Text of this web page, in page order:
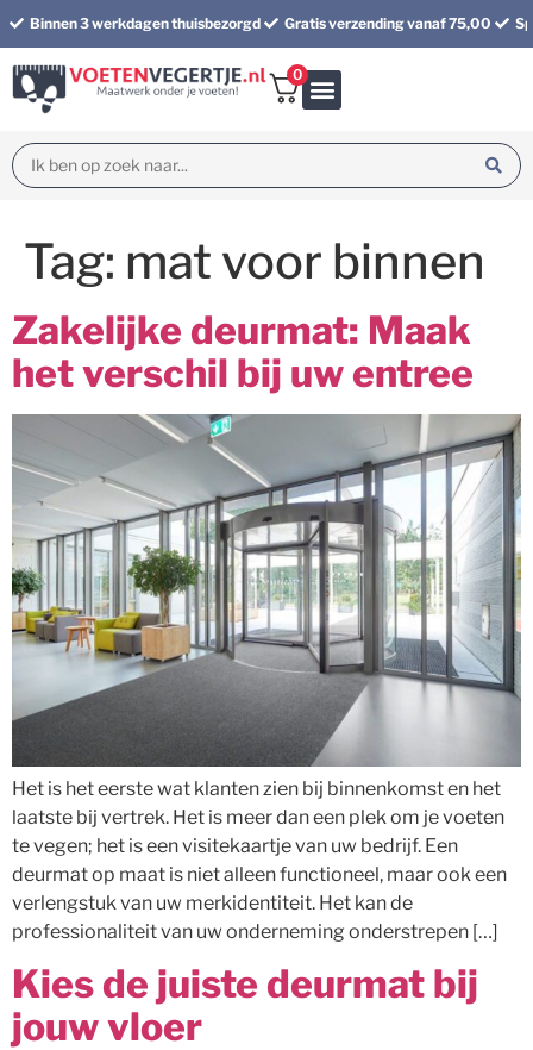
Binnen 3 werkdagen thuisbezorgd Gratis verzending vanaf 75,00
0
Tag: mat voor binnen
Zakelijke deurmat: Maak
het verschil bij uw entree
Het is het eerste wat klanten zien bij binnenkomst en het
laatste bij vertrek. Het is meer dan een plek om je voeten
te vegen; het is een visitekaartje van uw bedrijf. Een
deurmat op maat is niet alleen functioneel, maar ook een
verlengstuk van uw merkidentiteit. Het kan de
professionaliteit van uw onderneming onderstrepen […]
Kies de juiste deurmat bij
jouw vloer